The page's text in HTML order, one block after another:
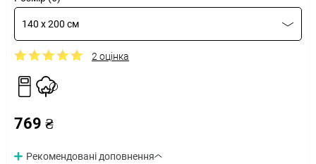
140 x 200 см
2 оцінка
769 ₴
Рекомендовані доповнення